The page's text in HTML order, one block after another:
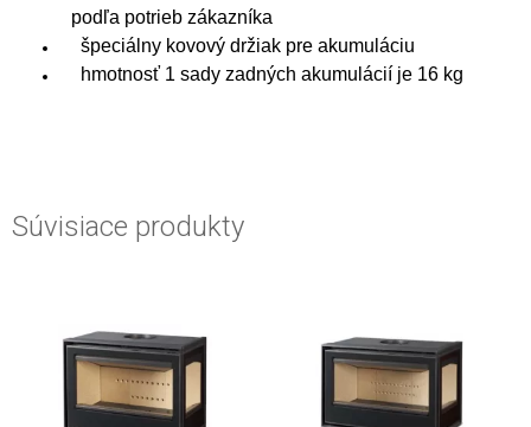
podľa potrieb zákazníka
špeciálny kovový držiak pre akumuláciu
hmotnosť 1 sady zadných akumulácií je 16 kg
Súvisiace produkty